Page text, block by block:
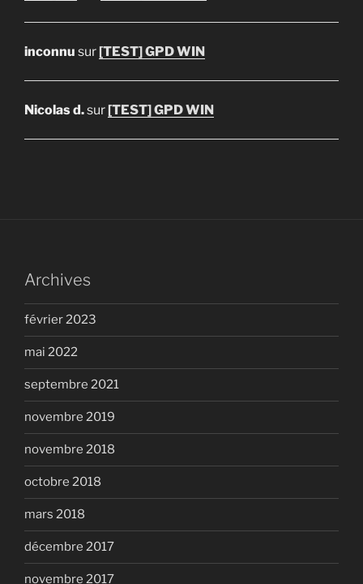
inconnu sur[TEST] GPD WIN
Nicolas d.sur[TEST] GPD WIN
Archives
février 2023
mai 2022
septembre 2021
novembre 2019
novembre 2018
octobre 2018
mars 2018
décembre 2017
novembre 2017